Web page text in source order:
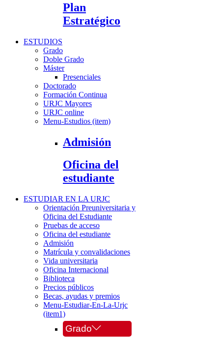
Plan
Estratégico
ESTUDIOS
Grado
Doble Grado
Máster
Presenciales
Doctorado
Formación Continua
URJC Mayores
URJC online
Menu-Estudios (item)
Admisión
Oficina del
estudiante
ESTUDIAR EN LA URJC
Orientación Preuniversitaria y
Oficina del Estudiante
Pruebas de acceso
Oficina del estudiante
Admisión
Matrícula y convalidaciones
Vida universitaria
Oficina Internacional
Biblioteca
Precios públicos
Becas, ayudas y premios
Menu-Estudiar-En-La-Urjc
(item1)
Grado